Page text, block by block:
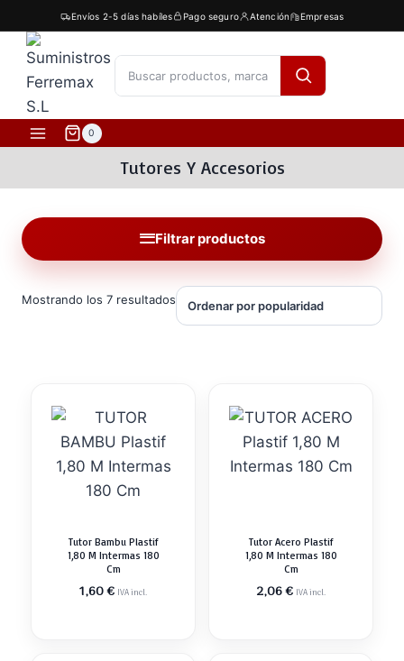
al
contenido
Envíos 2-5 días habíles Pago seguro Atención Empresas
0
Tutores Y Accesorios
Filtrar productos
Mostrando los 7 resultadosOrdenado
por
Tutor Bambu Plastif
1,80 M Intermas 180
Cm
1,60€ IVA incl.
Tutor Acero Plastif
1,80 M Intermas 180
Cm
2,06€ IVA incl.